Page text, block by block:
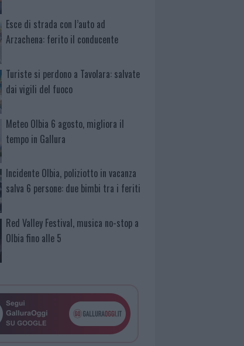
Esce di strada con l’auto ad
Arzachena: ferito il conducente
Turiste si perdono a Tavolara: salvate
dai vigili del fuoco
Meteo Olbia 6 agosto, migliora il
tempo in Gallura
Incidente Olbia, poliziotto in vacanza
salva 6 persone: due bimbi tra i feriti
Red Valley Festival, musica no-stop a
Olbia fino alle 5